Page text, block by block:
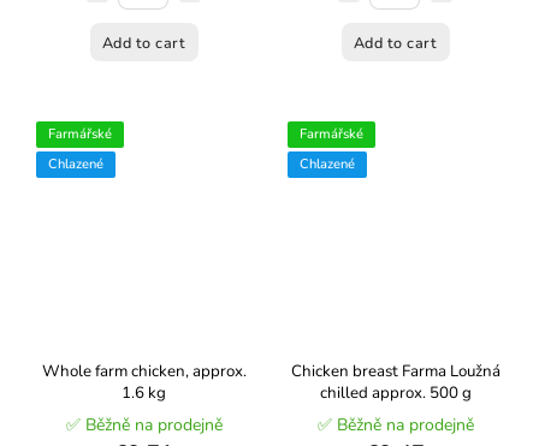
Add to cart Add to cart
Farmářské
Chlazené
Whole farm chicken, approx.
1.6 kg
✅ Běžně na prodejně
Farmářské
Chlazené
Chicken breast Farma Loužná
chilled approx. 500 g
✅ Běžně na prodejně